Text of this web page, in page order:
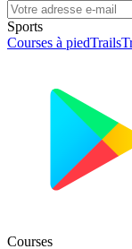
Sports
Courses à piedTrails
Courses